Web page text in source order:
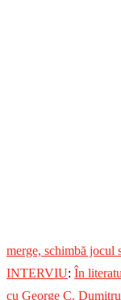
merge, schimbă jocul
INTERVIU: În
cu George C. Dumitru